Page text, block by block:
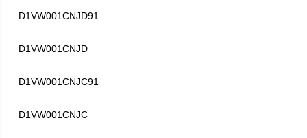
D1VW001CNJD91
D1VW001CNJD
D1VW001CNJC91
D1VW001CNJC